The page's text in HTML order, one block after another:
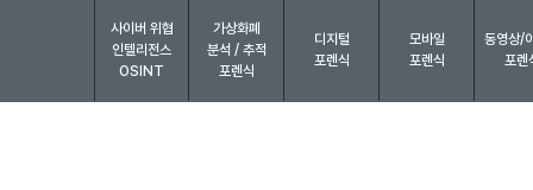
사이버 위협
인텔리전스
OSINT
가상화폐
분석 / 추적
포렌식
디지털
포렌식
모바일
포렌식
동영상/
포렌